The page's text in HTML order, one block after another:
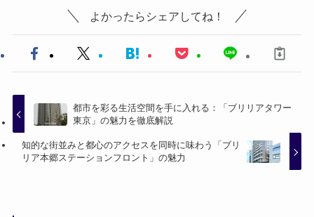
よかったらシェアしてね！
都市を彩る生活空間を手に入れる：「ブリリアタワー
東京」の魅力を徹底解説
知的な街並みと都心のアクセスを同時に味わう「ブリ
リア本郷ステーションフロント」の魅力